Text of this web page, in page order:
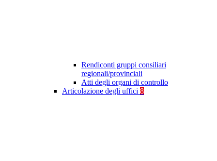
Rendiconti gruppi consiliari
regionali/provinciali
Atti degli organi di controllo
Articolazione degli uffici 8